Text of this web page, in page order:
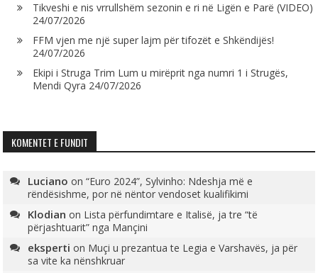
Tikveshi e nis vrrullshëm sezonin e ri në Ligën e Parë (VIDEO)
24/07/2026
FFM vjen me një super lajm për tifozët e Shkëndijës!
24/07/2026
Ekipi i Struga Trim Lum u mirëprit nga numri 1 i Strugës,
Mendi Qyra 24/07/2026
KOMENTET E FUNDIT
Luciano on“Euro 2024”, Sylvinho: Ndeshja më e
rëndësishme, por në nëntor vendoset kualifikimi
Klodian on Lista përfundimtare e Italisë, ja tre “të
përjashtuarit” nga Mançini
eksperti on Muçi u prezantua te Legia e Varshavës, ja për
sa vite ka nënshkruar